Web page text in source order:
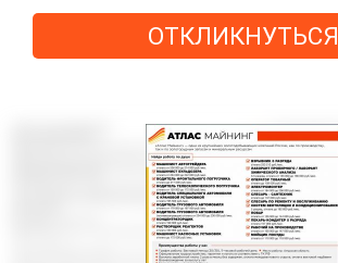
ОТКЛИКНУТЬСЯ